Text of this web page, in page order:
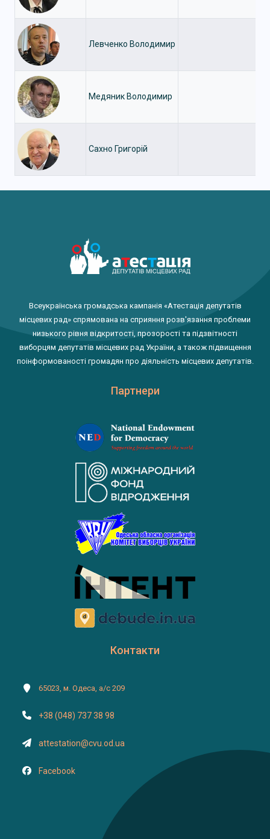
Левченко Володимир
Медяник Володимир
Сахно Григорій
Всеукраїнська громадська кампанія «Атестація депутатів
місцевих рад» спрямована на сприяння розв'язання проблеми
низького рівня відкритості, прозорості та підзвітності
виборцям депутатів місцевих рад України, а також підвищення
поінформованості громадян про діяльність місцевих депутатів.
Партнери
Контакти
65023, м. Одеса, а/с 209
+38 (048) 737 38 98
attestation@cvu.od.ua
Facebook